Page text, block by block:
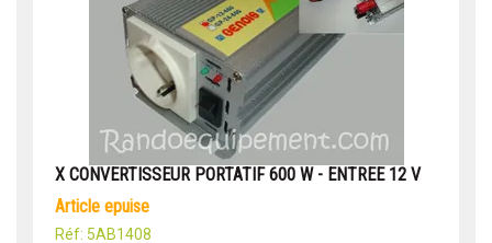
X CONVERTISSEUR PORTATIF 600 W - ENTREE 12 V
article epuise
Réf: 5AB1408